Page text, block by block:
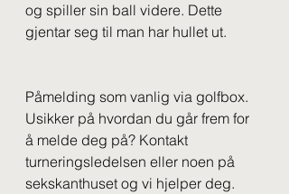
og spiller sin ball videre. Dette
gjentar seg til man har hullet ut.
Påmelding som vanlig via golfbox.
Usikker på hvordan du går frem for
å melde deg på? Kontakt
turneringsledelsen eller noen på
sekskanthuset og vi hjelper deg.